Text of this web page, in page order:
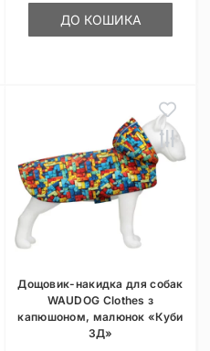
ДО КОШИКА
Дощовик-накидка для собак
WAUDOG Clothes з
капюшоном, малюнок «Куби
3Д»